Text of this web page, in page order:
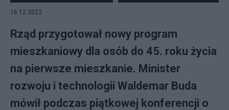
16.12.2022
Rząd przygotował nowy program
mieszkaniowy dla osób do 45. roku życia
na pierwsze mieszkanie. Minister
rozwoju i technologii Waldemar Buda
mówił podczas piątkowej konferencji o